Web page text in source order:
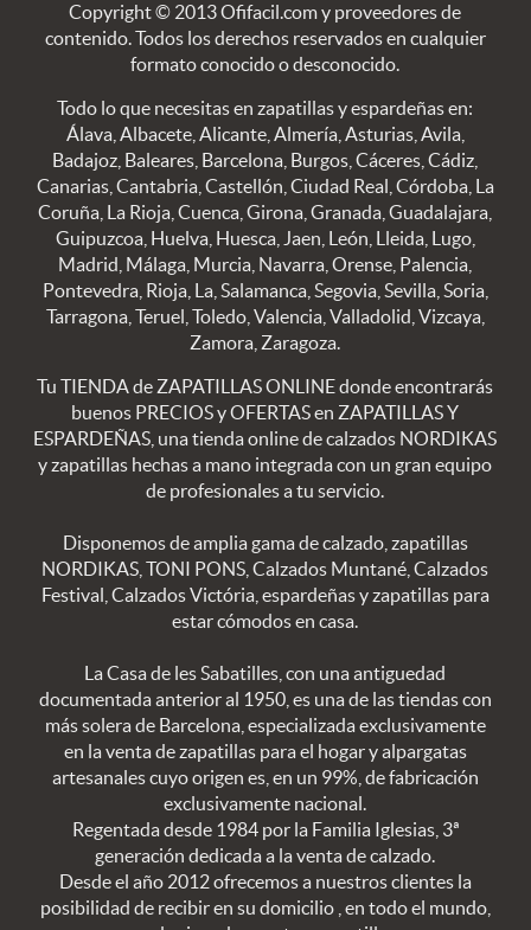
Copyright © 2013 Ofifacil.com y proveedores de
contenido. Todos los derechos reservados en cualquier
formato conocido o desconocido.
Todo lo que necesitas en zapatillas y espardeñas en:
Álava, Albacete, Alicante, Almería, Asturias, Avila,
Badajoz, Baleares, Barcelona, Burgos, Cáceres, Cádiz,
Canarias, Cantabria, Castellón, Ciudad Real, Córdoba, La
Coruña, La Rioja, Cuenca, Girona, Granada, Guadalajara,
Guipuzcoa, Huelva, Huesca, Jaen, León, Lleida, Lugo,
Madrid, Málaga, Murcia, Navarra, Orense, Palencia,
Pontevedra, Rioja, La, Salamanca, Segovia, Sevilla, Soria,
Tarragona, Teruel, Toledo, Valencia, Valladolid, Vizcaya,
Zamora, Zaragoza.
Tu TIENDA de ZAPATILLAS ONLINE donde encontrarás
buenos PRECIOS y OFERTAS en ZAPATILLAS Y
ESPARDEÑAS, una tienda online de calzados NORDIKAS
y zapatillas hechas a mano integrada con un gran equipo
de profesionales a tu servicio.
Disponemos de amplia gama de calzado, zapatillas
NORDIKAS, TONI PONS, Calzados Muntané, Calzados
Festival, Calzados Victória, espardeñas y zapatillas para
estar cómodos en casa.
La Casa de les Sabatilles, con una antiguedad
documentada anterior al 1950, es una de las tiendas con
más solera de Barcelona, especializada exclusivamente
en la venta de zapatillas para el hogar y alpargatas
artesanales cuyo origen es, en un 99%, de fabricación
exclusivamente nacional.
Regentada desde 1984 por la Familia Iglesias, 3ª
generación dedicada a la venta de calzado.
Desde el año 2012 ofrecemos a nuestros clientes la
posibilidad de recibir en su domicilio , en todo el mundo,